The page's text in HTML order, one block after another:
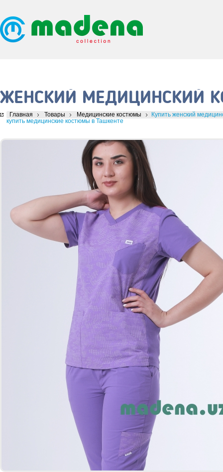
ЖЕНСКИЙ МЕДИЦИНСКИЙ
Главная Товары Медицинские костюмы
Купить женский
купить медицинские костюмы в Ташкенте